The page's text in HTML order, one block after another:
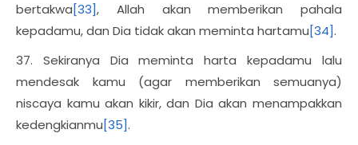
bertakwa[33], Allah akan memberikan pahala
kepadamu, dan Dia tidak akan meminta hartamu[34].
37. Sekiranya Dia meminta harta kepadamu lalu
mendesak kamu (agar memberikan semuanya)
niscaya kamu akan kikir, dan Dia akan menampakkan
kedengkianmu[35].